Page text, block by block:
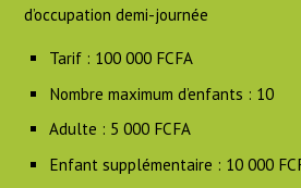
d’occupation demi-journée
Tarif : 100 000 FCFA
Nombre maximum d’enfants : 10
Adulte : 5 000 FCFA
Enfant supplémentaire : 10 000